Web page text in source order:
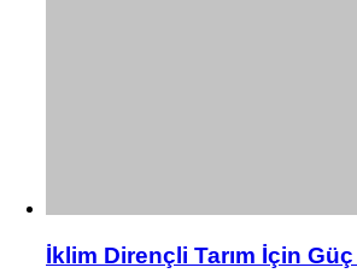
İklim Dirençli Tarım İçin